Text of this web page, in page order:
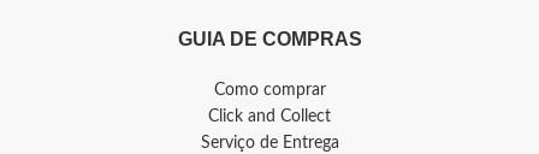
GUIA DE COMPRAS
Como comprar
Click and Collect
Serviço de Entrega